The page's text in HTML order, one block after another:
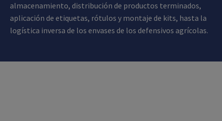
almacenamiento, distribución de productos terminados,
aplicación de etiquetas, rótulos y montaje de kits, hasta la
logística inversa de los envases de los defensivos agrícolas.